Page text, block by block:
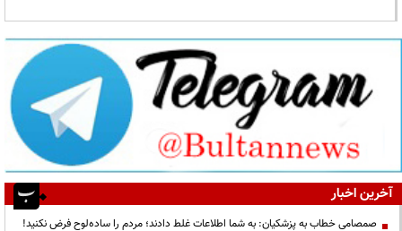
آخرین اخبار
صمصامی خطاب به پزشکیان: به شما اطلاعات غلط دادند؛ مردم را ساده‌لوح فرض نکنید!